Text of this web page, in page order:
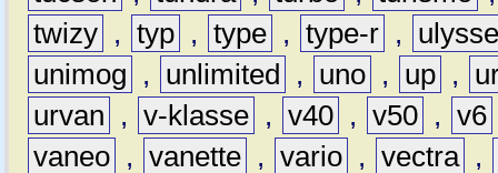
twizy , typ , type , type-r ,
unimog
, unlimited , uno , up ,
urvan
, v-klasse , v40 , v50 , v6
vaneo , vanette , vario , vectra ,